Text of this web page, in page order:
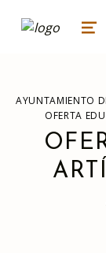
AYUNTAMIENTO DE POLANCO
AYUNTAMIENTO
OFERTA